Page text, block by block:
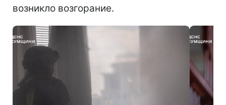
возникло возгорание.